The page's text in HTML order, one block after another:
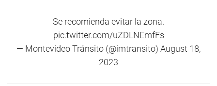
Se recomienda evitar la zona.
pic.twitter.com/uZDLNEmfFs
— Montevideo Tránsito (@imtransito) August 18,
2023